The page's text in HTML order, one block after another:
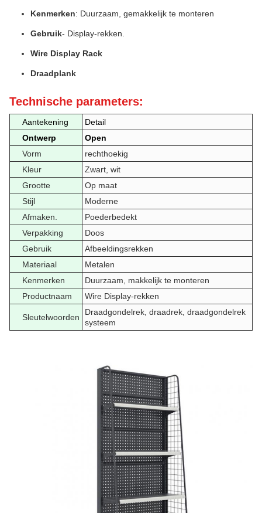
Kenmerken: Duurzaam, gemakkelijk te monteren
Gebruik- Display-rekken.
Wire Display Rack
Draadplank
Technische parameters:
Aantekening
Detail
Ontwerp
Open
Vorm
rechthoekig
Kleur
Zwart, wit
Grootte
Op maat
Stijl
Moderne
Afmaken.
Poederbedekt
Verpakking
Doos
Gebruik
Afbeeldingsrekken
Materiaal
Metalen
Kenmerken
Duurzaam, makkelijk te monteren
Productnaam
Wire Display-rekken
Sleutelwoorden
Draadgondelrek, draadrek, draadgondelrek
systeem